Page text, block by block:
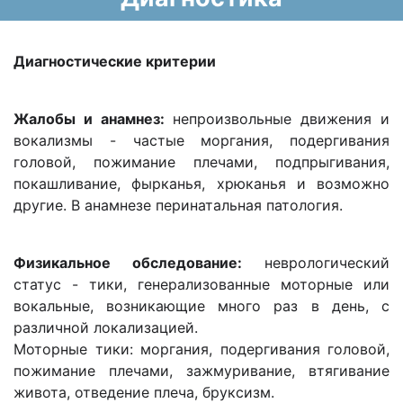
Диагностические критерии
Жалобы и анамнез: непроизвольные движения и
вокализмы - частые моргания, подергивания
головой, пожимание плечами, подпрыгивания,
покашливание, фырканья, хрюканья и возможно
другие. В анамнезе перинатальная патология.
Физикальное обследование: неврологический
статус - тики, генерализованные моторные или
вокальные, возникающие много раз в день, с
различной локализацией.
Моторные тики: моргания, подергивания головой,
пожимание плечами, зажмуривание, втягивание
живота, отведение плеча, бруксизм.